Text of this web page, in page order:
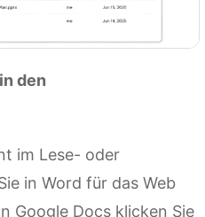
den
im Lese- oder
in Word für das Web
Google Docs klicken Sie